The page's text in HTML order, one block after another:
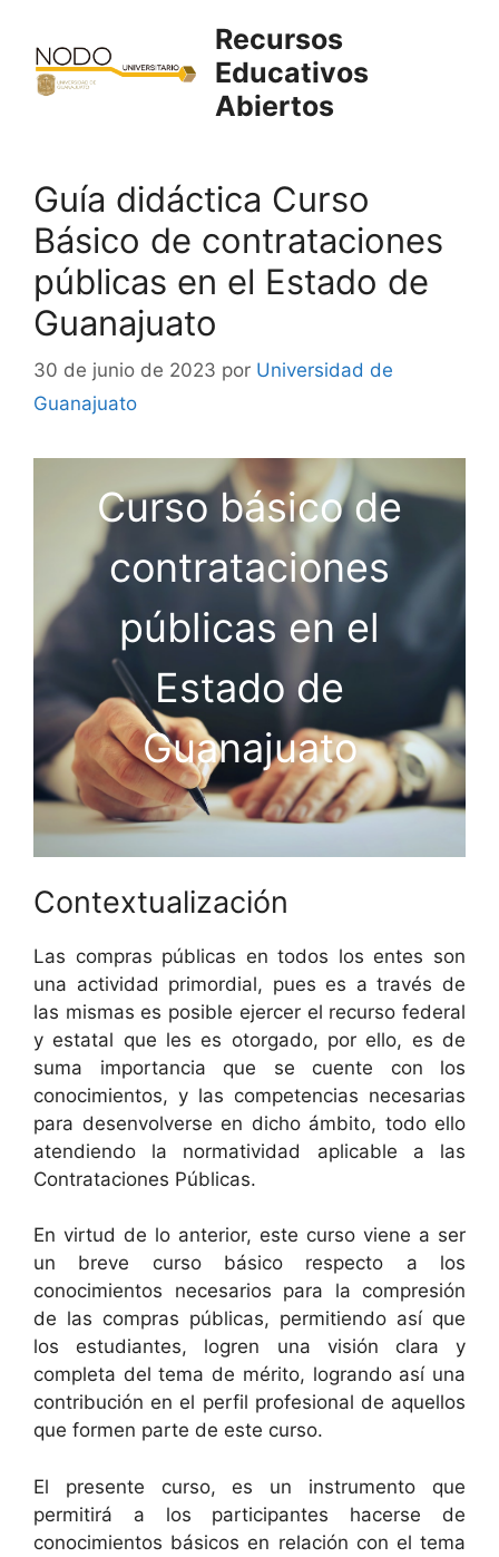
contenido
Recursos
Educativos
Abiertos
Guía didáctica Curso
Básico de contrataciones
públicas en el Estado de
Guanajuato
30 de junio de 2023 por Universidad de
Guanajuato
Curso básico de
contrataciones
públicas en el
Estado de
Guanajuato
Contextualización
Las compras públicas en todos los entes son
una actividad primordial, pues es a través de
las mismas es posible ejercer el recurso federal
y estatal que les es otorgado, por ello, es de
suma importancia que se cuente con los
conocimientos, y las competencias necesarias
para desenvolverse en dicho ámbito, todo ello
atendiendo la normatividad aplicable a las
Contrataciones Públicas.
En virtud de lo anterior, este curso viene a ser
un breve curso básico respecto a los
conocimientos necesarios para la compresión
de las compras públicas, permitiendo así que
los estudiantes, logren una visión clara y
completa del tema de mérito, logrando así una
contribución en el perfil profesional de aquellos
que formen parte de este curso.
El presente curso, es un instrumento que
permitirá a los participantes hacerse de
conocimientos básicos en relación con el tema